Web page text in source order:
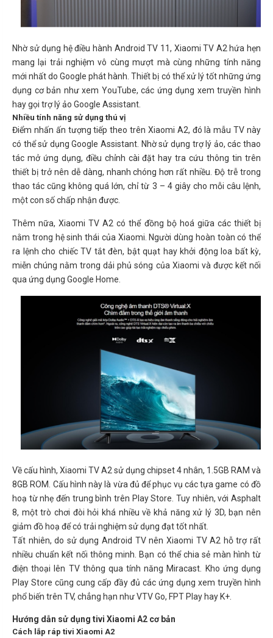
Nhờ sử dụng hệ điều hành Android TV 11, Xiaomi TV A2 hứa hẹn
mang lại trải nghiệm vô cùng mượt mà cùng những tính năng
mới nhất do Google phát hành. Thiết bị có thể xử lý tốt những ứng
dụng cơ bản như xem YouTube, các ứng dụng xem truyền hình
hay gọi trợ lý ảo Google Assistant.
Nhiều tính năng sử dụng thú vị
Điểm nhấn ấn tượng tiếp theo trên Xiaomi A2, đó là mẫu TV này
có thể sử dụng Google Assistant. Nhờ sử dụng trợ lý ảo, các thao
tác mở ứng dụng, điều chỉnh cài đặt hay tra cứu thông tin trên
thiết bị trở nên dễ dàng, nhanh chóng hơn rất nhiều. Độ trễ trong
thao tác cũng không quá lớn, chỉ từ 3 – 4 giây cho mỗi câu lệnh,
một con số chấp nhận được.
Thêm nữa, Xiaomi TV A2 có thể đồng bộ hoá giữa các thiết bị
nằm trong hệ sinh thái của Xiaomi. Người dùng hoàn toàn có thể
ra lệnh cho chiếc TV tắt đèn, bật quạt hay khởi động loa bất kỳ,
miễn chúng nằm trong dải phủ sóng của Xiaomi và được kết nối
qua ứng dụng Google Home.
Về cấu hình, Xiaomi TV A2 sử dụng chipset 4 nhân, 1.5GB RAM và
8GB ROM. Cấu hình này là vừa đủ để phục vụ các tựa game có đồ
hoạ từ nhẹ đến trung bình trên Play Store. Tuy nhiên, với Asphalt
8, một trò chơi đòi hỏi khá nhiều về khả năng xử lý 3D, bạn nên
giảm đồ hoạ để có trải nghiệm sử dụng đạt tốt nhất.
Tất nhiên, do sử dụng Android TV nên Xiaomi TV A2 hỗ trợ rất
nhiều chuẩn kết nối thông minh. Bạn có thể chia sẻ màn hình từ
điện thoại lên TV thông qua tính năng Miracast. Kho ứng dụng
Play Store cũng cung cấp đầy đủ các ứng dụng xem truyền hình
phổ biến trên TV, chẳng hạn như VTV Go, FPT Play hay K+.
Hướng dẫn sử dụng tivi Xiaomi A2 cơ bản
Cách lắp ráp tivi Xiaomi A2